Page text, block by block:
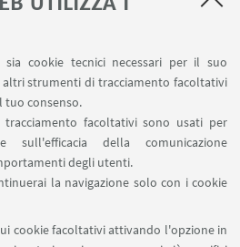
cookie tecnici necessari per il suo
strumenti di tracciamento facoltativi
tuo consenso.
facoltativi sono usati per
sull'efficacia della comunicazione
degli utenti.
la navigazione solo con i cookie
cookie facoltativi attivando l'opzione in
LINK UTILI
riservata
Area DIT
DIPARTIMENTO SU:
UNIBO SU: